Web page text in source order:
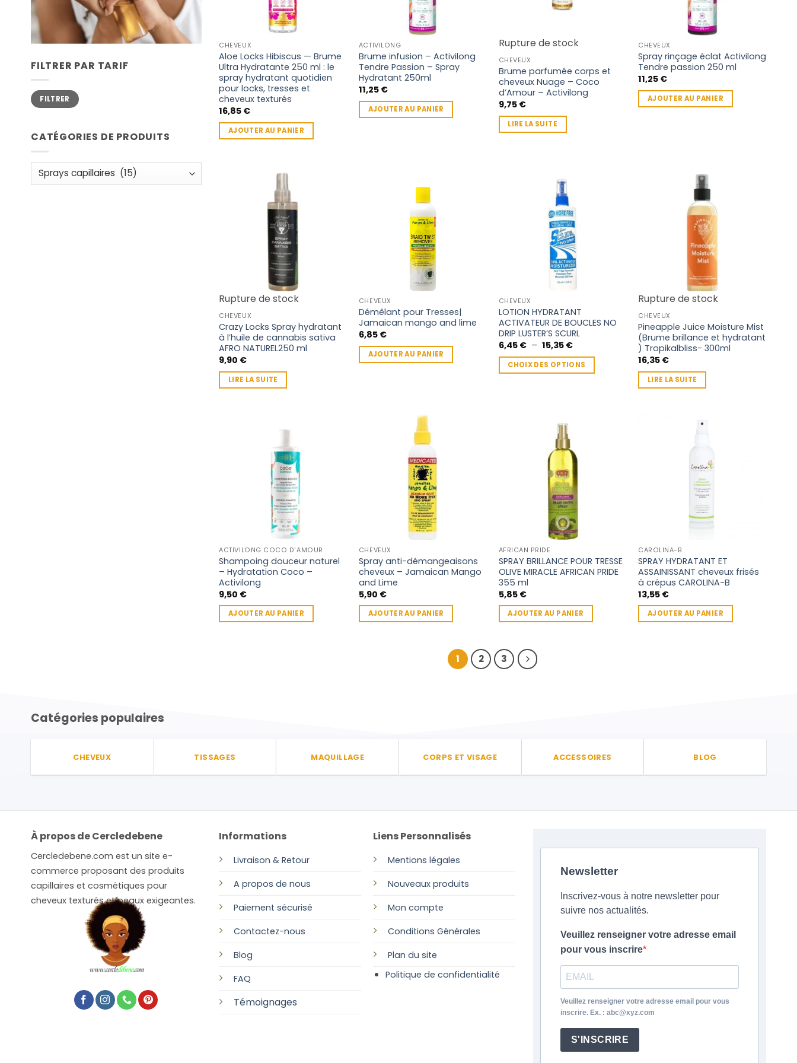
FILTRER PAR TARIF
Prix
min
Prix
maxFILTRER
CATÉGORIES DE PRODUITS
CHEVEUX
Aloe Locks Hibiscus — Brume
Ultra Hydratante 250 ml : le
spray hydratant quotidien
pour locks, tresses et
cheveux texturés
16,85 €
AJOUTER AU PANIER
ACTIVILONG
Brume infusion – Activilong
Tendre Passion – Spray
Hydratant 250ml
11,25 €
AJOUTER AU PANIER
Rupture de stock
CHEVEUX
Brume parfumée corps et
cheveux Nuage – Coco
d’Amour – Activilong
9,75 €
LIRE LA SUITE
CHEVEUX
Spray rinçage éclat Activilong
Tendre passion 250 ml
11,25 €
AJOUTER AU PANIER
Rupture de stock
CHEVEUX
Crazy Locks Spray hydratant
à l’huile de cannabis sativa
AFRO NATUREL250 ml
9,90 €
LIRE LA SUITE
CHEVEUX
Démêlant pour Tresses|
Jamaican mango and lime
6,85 €
AJOUTER AU PANIER
CHEVEUX
LOTION HYDRATANT
ACTIVATEUR DE BOUCLES NO
DRIP LUSTER’S SCURL
6,45 € – 15,35 €Plage
prix :
6,45 €
CHOIX DES OPTIONS
du
produit
Rupture de stock
CHEVEUX
Pineapple Juice Moisture Mist
(Brume brillance et hydratant
) Tropikalbliss- 300ml
16,35 €
LIRE LA SUITE
ACTIVILONG COCO D'AMOUR
Shampoing douceur naturel
– Hydratation Coco –
Activilong
9,50 €
AJOUTER AU PANIER
CHEVEUX
Spray anti-démangeaisons
cheveux – Jamaican Mango
and Lime
5,90 €
AJOUTER AU PANIER
AFRICAN PRIDE
SPRAY BRILLANCE POUR TRESSE
OLIVE MIRACLE AFRICAN PRIDE
355 ml
5,85 €
AJOUTER AU PANIER
CAROLINA-B
SPRAY HYDRATANT ET
ASSAINISSANT cheveux frisés
à crépus CAROLINA-B
13,55 €
AJOUTER AU PANIER
1 2 3
Catégories populaires
CHEVEUX TISSAGES MAQUILLAGE CORPS ET VISAGE ACCESSOIRES BLOG
À propos de Cercledebene
Cercledebene.com est un site e-
commerce proposant des produits
capillaires et cosmétiques pour
cheveux texturés et peaux exigeantes.
Informations
Livraison & Retour
A propos de nous
Paiement sécurisé
Contactez-nous
Blog
FAQ
Témoignages
Liens Personnalisés
Mentions légales
Nouveaux produits
Mon compte
Conditions Générales
Plan du site
Politique de confidentialité
Newsletter
Inscrivez-vous à notre newsletter pour
suivre nos actualités.
Veuillez renseigner votre adresse email
pour vous inscrire
Veuillez renseigner votre adresse email pour vous
inscrire. Ex. : abc@xyz.com
S'INSCRIRE